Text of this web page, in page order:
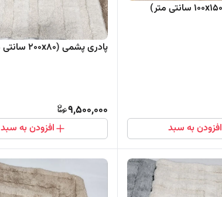
افزودن به سبد
پادری پشمی (200x80 سانتی متر)
9,500,000
افزودن به سبد